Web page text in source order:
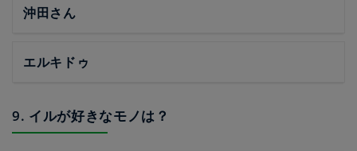
沖田さん
エルキドゥ
9. イルが好きなモノは？